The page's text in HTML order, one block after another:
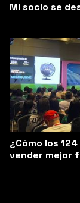
Mi socio se
¿Cómo los
vender mejor